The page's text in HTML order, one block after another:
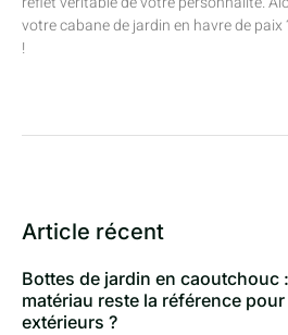
votre cabane de jardin en havre de paix
!
Article récent
Bottes de jardin en caoutchouc
matériau reste la référence
extérieurs ?